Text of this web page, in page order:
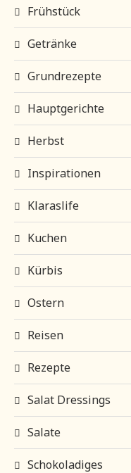
Frühstück
Getränke
Grundrezepte
Hauptgerichte
Herbst
Inspirationen
Klaraslife
Kuchen
Kürbis
Ostern
Reisen
Rezepte
Salat Dressings
Salate
Schokoladiges